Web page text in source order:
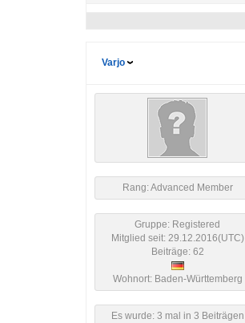
Varjo
Rang: Advanced Member
Gruppe: Registered
Mitglied seit: 29.12.2016(UTC)
Beiträge: 62
Wohnort: Baden-Württemberg
Es wurde: 3 mal in 3 Beiträgen